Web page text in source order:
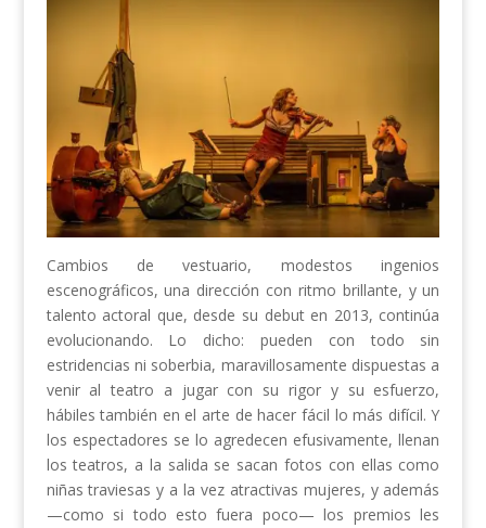
Cambios de vestuario, modestos ingenios
escenográficos, una dirección con ritmo brillante, y un
talento actoral que, desde su debut en 2013, continúa
evolucionando. Lo dicho: pueden con todo sin
estridencias ni soberbia, maravillosamente dispuestas a
venir al teatro a jugar con su rigor y su esfuerzo,
hábiles también en el arte de hacer fácil lo más difícil. Y
los espectadores se lo agredecen efusivamente, llenan
los teatros, a la salida se sacan fotos con ellas como
niñas traviesas y a la vez atractivas mujeres, y además
—como si todo esto fuera poco— los premios les